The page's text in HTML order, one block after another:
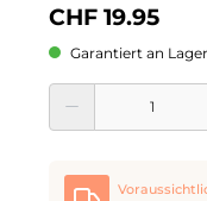
CHF 19.95
Garantiert an
Produkt Anzahl: Gib den